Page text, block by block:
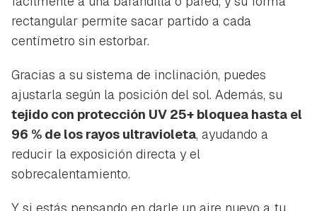
rectangular permite sacar partido a cada
centímetro sin estorbar.
Gracias a su sistema de inclinación, puedes
ajustarla según la posición del sol. Además, su
tejido con protección UV 25+ bloquea hasta el
96 % de los rayos ultravioleta, ayudando a
reducir la exposición directa y el
sobrecalentamiento.